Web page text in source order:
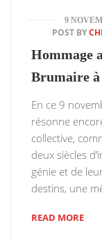
9
POST BY
Hommage
Brumaire à
En ce 9
résonne
collective,
deux siècles
génie et de
destins, une
READ MORE